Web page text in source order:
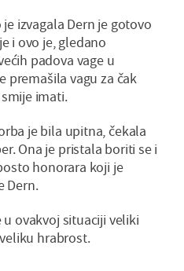
izvagala Dern je gotovo
i ovo je, gledano
padova vage u
premašila vagu za čak
imati.
je bila upitna, čekala
Ona je pristala boriti se i
honorara koji je
Dern.
ovakvoj situaciji veliki
hrabrost.